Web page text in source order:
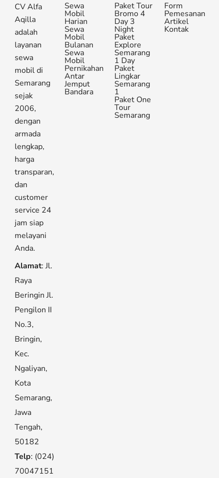
CV Alfa
Aqilla
adalah
layanan
sewa
mobil di
Semarang
sejak
2006,
dengan
armada
lengkap,
harga
transparan,
dan
customer
service 24
jam siap
melayani
Anda.
Alamat: Jl.
Raya
Beringin Jl.
Pengilon II
No.3,
Bringin,
Kec.
Ngaliyan,
Kota
Semarang,
Jawa
Tengah,
50182
Telp: (024)
70047151
Sewa
Mobil
Harian
Sewa
Mobil
Bulanan
Sewa
Mobil
Pernikahan
Antar
Jemput
Bandara
Paket Tour
Bromo 4
Day 3
Night
Paket
Explore
Semarang
1 Day
Paket
Lingkar
Semarang
1
Paket One
Tour
Semarang
Form
Pemesanan
Artikel
Kontak